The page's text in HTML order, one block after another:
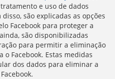
e uso de dados
são explicadas as opções
Facebook para proteger a
são disponibilizadas
para permitir a eliminação
Facebook. Estas medidas
dos dados para eliminar a